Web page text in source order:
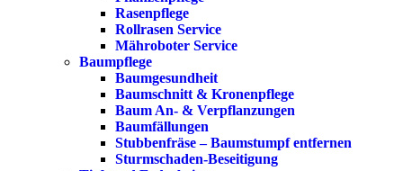
Rasenpflege
Rollrasen Service
Mähroboter Service
Baumpflege
Baumgesundheit
Baumschnitt & Kronenpflege
Baum An- & Verpflanzungen
Baumfällungen
Stubbenfräse – Baumstumpf entfernen
Sturmschaden-Beseitigung